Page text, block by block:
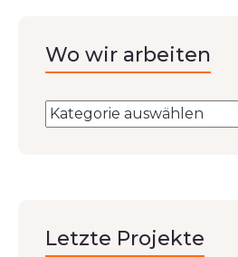
Wo wir arbeiten
Letzte Projekte